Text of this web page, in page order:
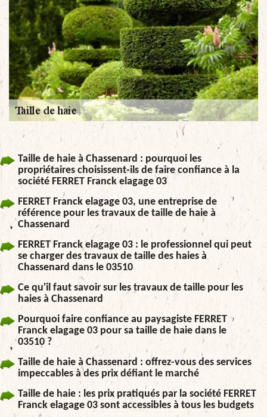
Taille de haie à Chassenard : pourquoi les
propriétaires choisissent-ils de faire confiance à la
société FERRET Franck elagage 03
FERRET Franck elagage 03, une entreprise de
référence pour les travaux de taille de haie à
Chassenard
FERRET Franck elagage 03 : le professionnel qui peut
se charger des travaux de taille des haies à
Chassenard dans le 03510
Ce qu'il faut savoir sur les travaux de taille pour les
haies à Chassenard
Pourquoi faire confiance au paysagiste FERRET
Franck elagage 03 pour sa taille de haie dans le
03510 ?
Taille de haie à Chassenard : offrez-vous des services
impeccables à des prix défiant le marché
Taille de haie : les prix pratiqués par la société FERRET
Franck elagage 03 sont accessibles à tous les budgets